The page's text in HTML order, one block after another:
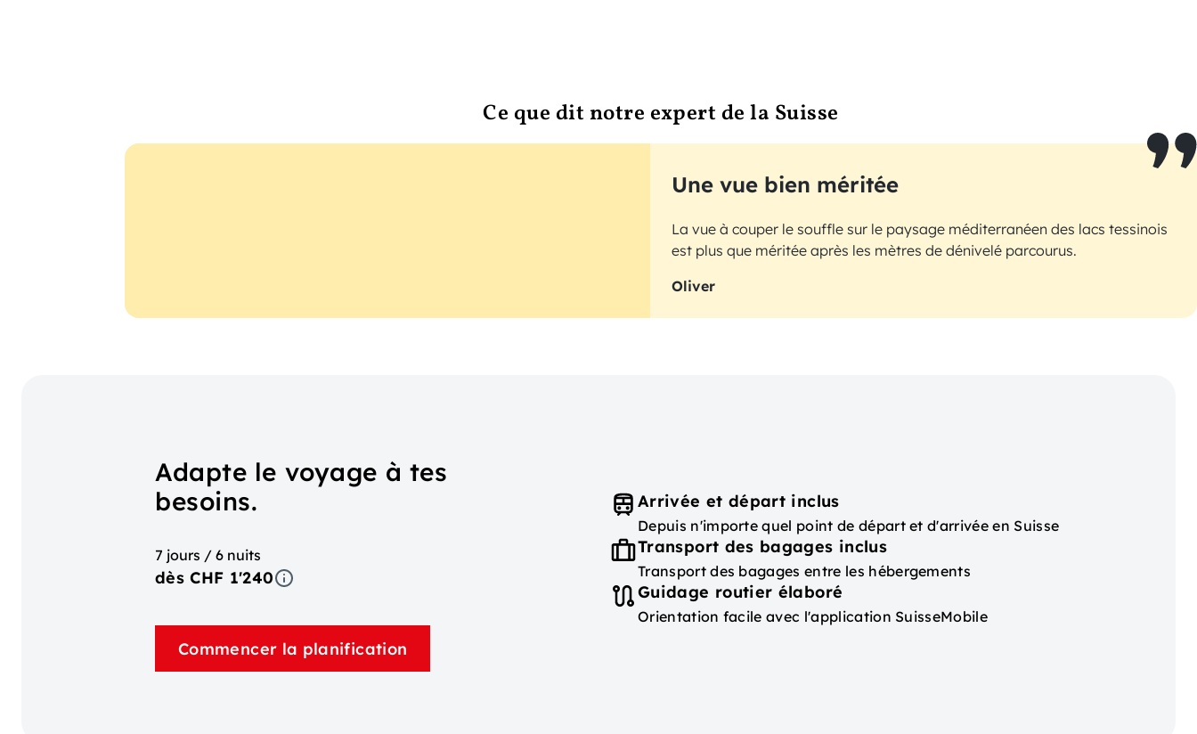
Ce que dit notre expert de la Suisse
Une vue bien méritée
La vue à couper le souffle sur le paysage méditerranéen des lacs tessinois
est plus que méritée après les mètres de dénivelé parcourus.
Oliver
Adapte le voyage à tes
besoins.
7 jours / 6 nuits
dès CHF 1'240
Commencer la planification
Arrivée et départ inclus
Depuis n'importe quel point de départ et d'arrivée en Suisse
Transport des bagages inclus
Transport des bagages entre les hébergements
Guidage routier élaboré
Orientation facile avec l'application SuisseMobile